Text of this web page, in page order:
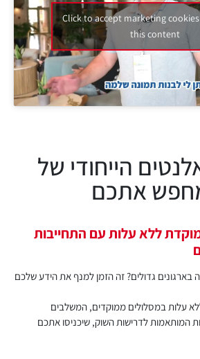
Click to accept marketing
this content
ללא עלות עם התחייבות
בארגונים גדולים? זה הזמן למנף את הידע שלכם
עלות במסלולים ממוקדים, המשלבים
המותאמות לדרישות השוק, שיכניסו אתכם